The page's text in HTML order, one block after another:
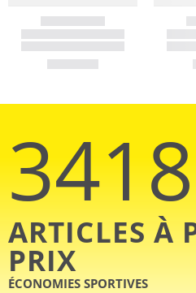
3418
ARTICLES À
PRIX
ÉCONOMIES SPORTIVES